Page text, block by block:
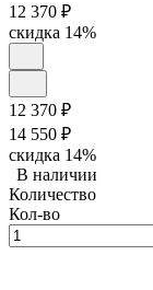
12 370 ₽
скидка 14%
12 370 ₽
14 550 ₽
скидка 14%
В наличии
Количество
Кол-во